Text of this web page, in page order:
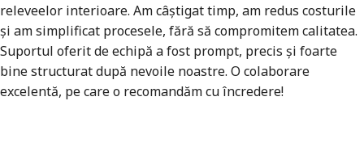
releveelor interioare. Am câștigat timp, am redus costurile
și am simplificat procesele, fără să compromitem calitatea.
Suportul oferit de echipă a fost prompt, precis și foarte
bine structurat după nevoile noastre. O colaborare
excelentă, pe care o recomandăm cu încredere!